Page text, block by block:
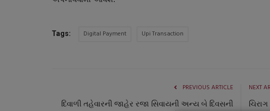
Tags: Digital Payment Upi Transaction
PREVIOUS ARTICLE
દિવાળી તહેવારની જાહેર રજા સિવાયની અન્ય બે દિવસની
NEXT
સ્વાસ્થ્ય